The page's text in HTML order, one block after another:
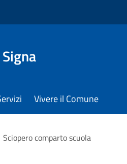
Vivere il Comune
Sciopero comparto scuola